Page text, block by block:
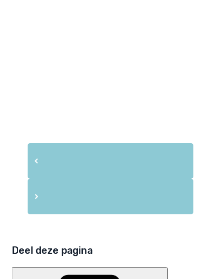
Deel deze pagina